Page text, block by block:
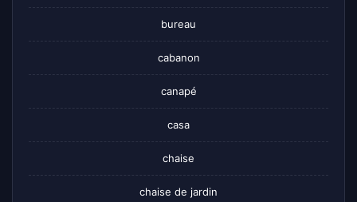
bureau
cabanon
canapé
casa
chaise
chaise de jardin